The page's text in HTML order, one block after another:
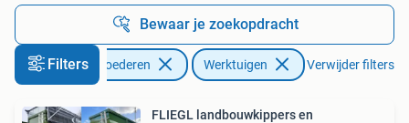
Bewaar je zoekopdracht
Filters
Zakelijke goederen Werktuigen Verwijder filters
FLIEGL landbouwkippers en